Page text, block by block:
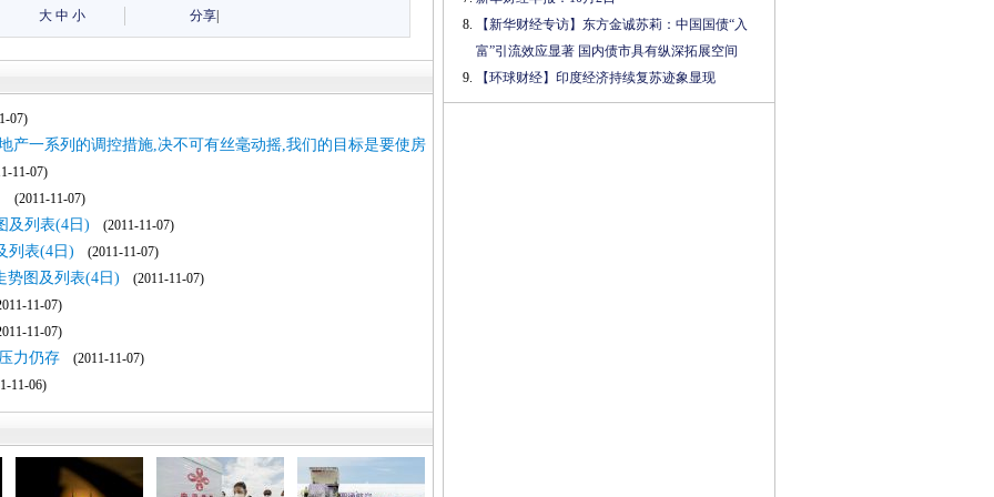
大 中 小 分享
07)
产一系列的调控措施,决不可有丝毫动摇,我们的目标是要使房
11-07)
(2011-11-07)
及列表(4日) (2011-11-07)
列表(4日) (2011-11-07)
势图及列表(4日) (2011-11-07)
11-07)
11-07)
力仍存 (2011-11-07)
11-06)
【新华财经专访】东方金诚苏莉：中国国债“入
富”引流效应显著 国内债市具有纵深拓展空间
【环球财经】印度经济持续复苏迹象显现